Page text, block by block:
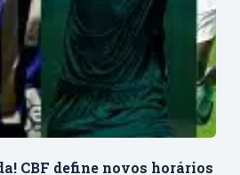
CBF define novos horários